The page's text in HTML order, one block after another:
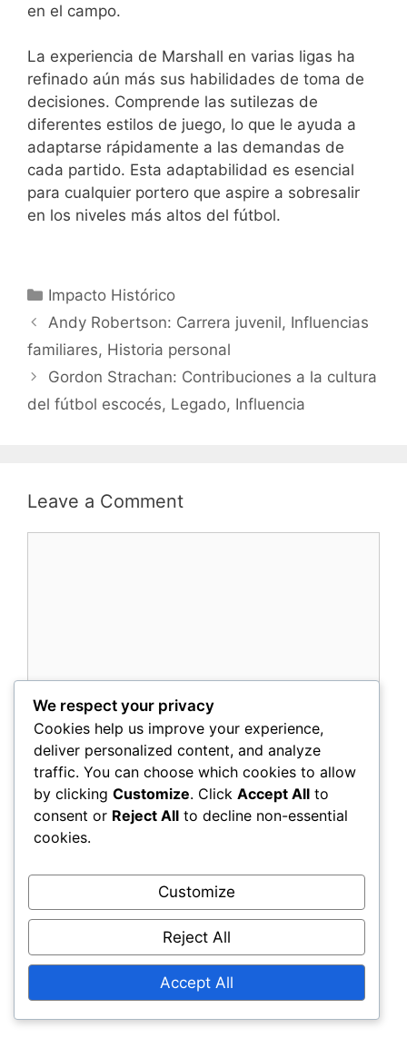
en el campo.
La experiencia de Marshall en varias ligas ha
refinado aún más sus habilidades de toma de
decisiones. Comprende las sutilezas de
diferentes estilos de juego, lo que le ayuda a
adaptarse rápidamente a las demandas de
cada partido. Esta adaptabilidad es esencial
para cualquier portero que aspire a sobresalir
en los niveles más altos del fútbol.
Categories
Impacto Histórico
Andy Robertson: Carrera juvenil, Influencias
familiares, Historia personal
Gordon Strachan: Contribuciones a la cultura
del fútbol escocés, Legado, Influencia
Leave a Comment
Name
Email
Save my name, email, and website in this
browser for the next time I comment.
We respect your privacy
Cookies help us improve your experience,
deliver personalized content, and analyze
traffic. You can choose which cookies to allow
by clicking Customize. Click Accept All to
consent or Reject All to decline non-essential
cookies.
Customize
Reject All
Accept All